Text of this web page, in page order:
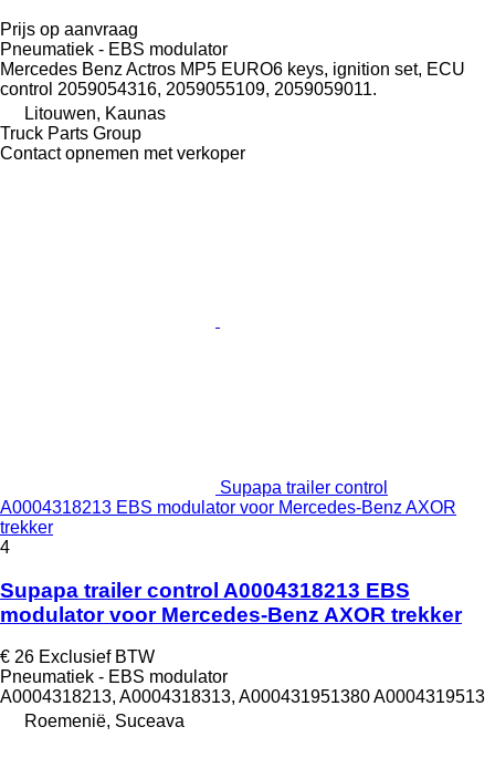
Prijs op aanvraag
Pneumatiek - EBS modulator
Mercedes Benz Actros MP5 EURO6 keys, ignition set, ECU
control 2059054316, 2059055109, 2059059011.
Litouwen, Kaunas
Truck Parts Group
Contact opnemen met verkoper
Supapa trailer control
A0004318213 EBS modulator voor Mercedes-Benz AXOR
trekker
4
Supapa trailer control A0004318213 EBS
modulator voor Mercedes-Benz AXOR trekker
€ 26 Exclusief BTW
Pneumatiek - EBS modulator
A0004318213, A0004318313, A000431951380 A0004319513
Roemenië, Suceava